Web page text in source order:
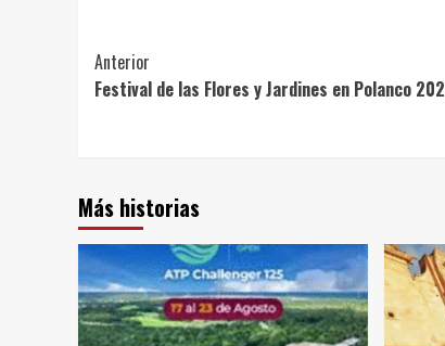
Post
Navigation
Anterior
Festival de las Flores y Jardines en Polanco
Más historias